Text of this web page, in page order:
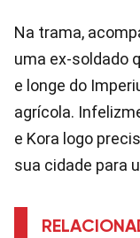
Na trama,
uma ex-soldado
e longe do
agrícola.
e Kora logo
sua cidade para